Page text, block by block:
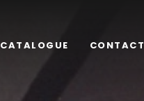
CONTACT
CATALOGUE